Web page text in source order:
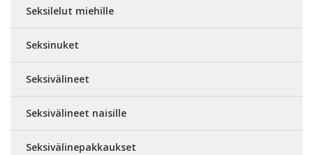
Seksilelut miehille
Seksinuket
Seksivälineet
Seksivälineet naisille
Seksivälinepakkaukset